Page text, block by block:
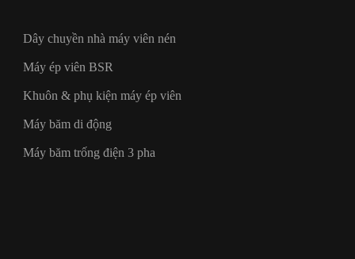
Dây chuyền nhà máy viên nén
Máy ép viên BSR
Khuôn & phụ kiện máy ép viên
Máy băm di động
Máy băm trống điện 3 pha